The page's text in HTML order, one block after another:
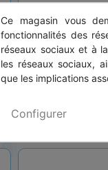
Porte buse
tuyau RIGIDE
HT
Ce magasin vous
fonctionnalités des
réseaux sociaux et à
les réseaux sociaux,
que les implications
Configurer